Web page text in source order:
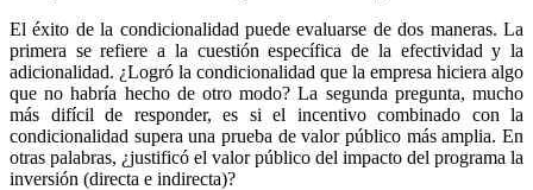
El éxito de la condicionalidad puede evaluarse de dos maneras. La
primera se refiere a la cuestión específica de la efectividad y la
adicionalidad. ¿Logró la condicionalidad que la empresa hiciera algo
que no habría hecho de otro modo? La segunda pregunta, mucho
más difícil de responder, es si el incentivo combinado con la
condicionalidad supera una prueba de valor público más amplia. En
otras palabras, ¿justificó el valor público del impacto del programa la
inversión (directa e indirecta)?